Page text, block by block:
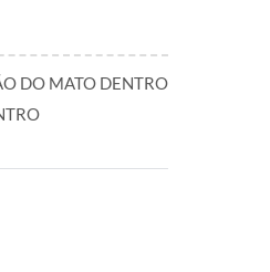
DO MATO DENTRO